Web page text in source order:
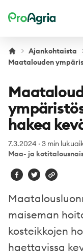
ProAgria
Ajankohtaista
Maatalouden
hakea
7.3.2024 · 3 min
Maa- ja
maiseman
kosteikkojen
haettavissa